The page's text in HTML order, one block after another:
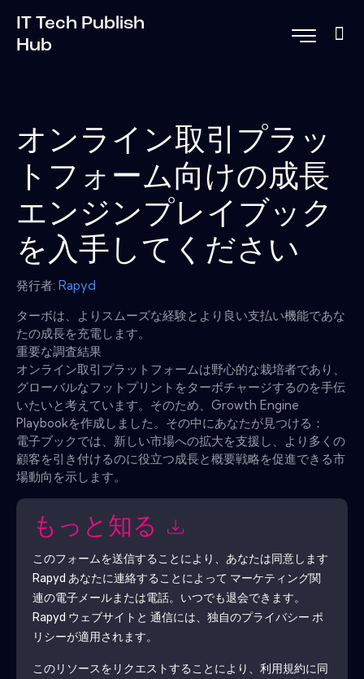
IT Tech Publish
Hub
オンライン取引プラッ
トフォーム向けの成長
エンジンプレイブック
を入手してください
発行者: Rapyd
ターボは、よりスムーズな経験とより良い支払い機能であな
たの成長を充電します。
重要な調査結果
オンライン取引プラットフォームは野心的な栽培者であり、
グローバルなフットプリントをターボチャージするのを手伝
いたいと考えています。そのため、Growth Engine
Playbookを作成しました。その中にあなたが見つける：
電子ブックでは、新しい市場への拡大を支援し、より多くの
顧客を引き付けるのに役立つ成長と概要戦略を促進できる市
場動向を示します。
もっと知る
このフォームを送信することにより、あなたは同意します
Rapyd あなたに連絡することによって マーケティング関
連の電子メールまたは電話。いつでも退会できます。
Rapyd ウェブサイトと 通信には、独自のプライバシー ポ
リシーが適用されます。
このリソースをリクエストすることにより、利用規約に同